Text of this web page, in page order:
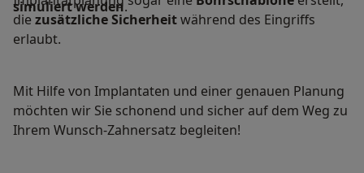
simuliert werden.
die zusätzlicheSicherheitwährend des Eingriffs
erlaubt.
Mit Hilfe von Implantaten und einer genauen Planung
möchten wir Sie schonend und sicher auf dem Weg zu
Ihrem Wunsch-Zahnersatz begleiten!